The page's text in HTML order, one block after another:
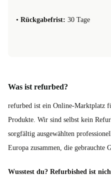
• Rückgabefrist: 30 Tage
Was ist refurbed?
refurbed ist ein Online-Marktplatz
Produkte. Wir sind selbst kein
sorgfältig ausgewählten
Europa zusammen, die gebrauchte
Wusstest du? Refurbished ist